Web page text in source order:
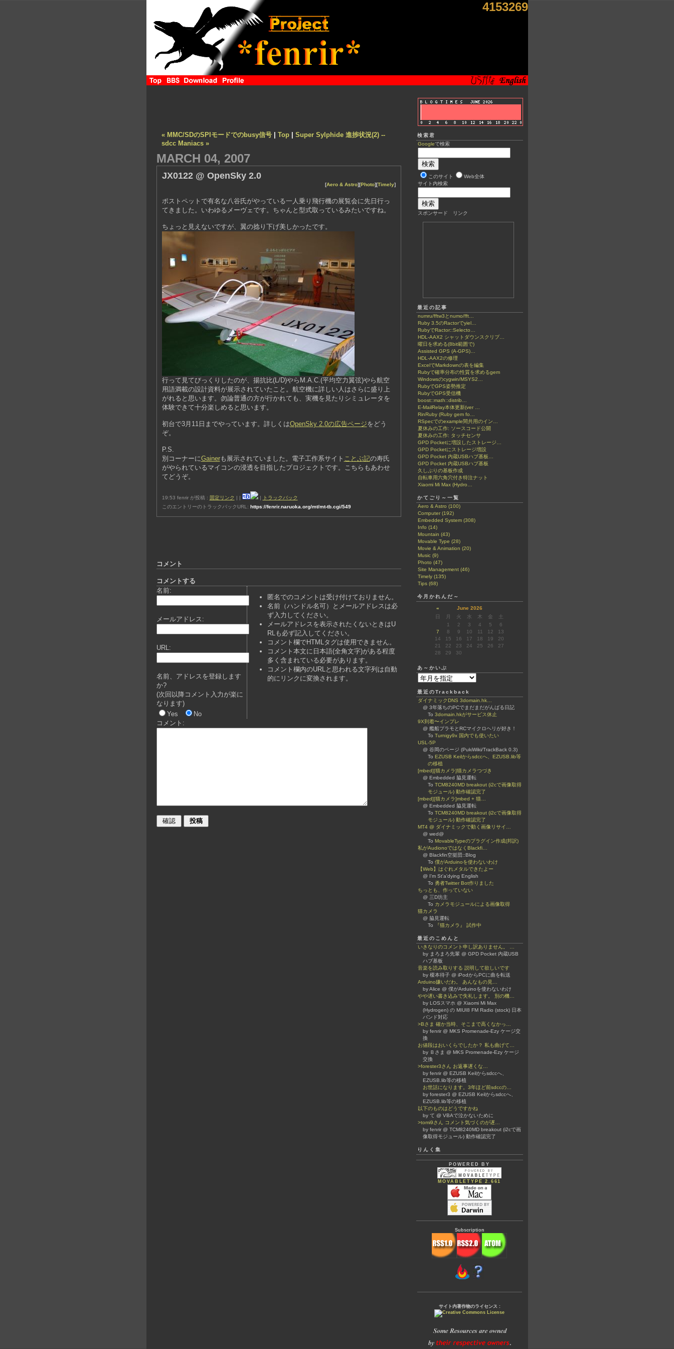
4153269
« MMC/SDのSPIモードでのbusy信号| Top| Super Sylphide 進捗状況(2) --
sdcc Maniacs »
MARCH 04, 2007
JX0122 @ OpenSky 2.0
[Aero & Astro][Photo][Timely]
ポストペットで有名な八谷氏がやっている一人乗り飛行機の展覧会に先日行っ
てきました。いわゆるメーヴェです。ちゃんと型式取っているみたいですね。
ちょっと見えないですが、翼の捻り下げ美しかったです。
行って見てびっくりしたのが、揚抗比(L/D)やらM.A.C.(平均空力翼弦)やら航空
用語満載の設計資料が展示されていたこと。航空機に詳しい人はさらに盛り上
がれると思います。勿論普通の方が行かれても、実機を見たりシミュレータを
体験できて十分楽しめると思います。
初台で3月11日までやっています。詳しくはOpenSky 2.0の広告ページをどう
ぞ。
P.S.
別コーナーにGainerも展示されていました。電子工作系サイト ことぶ記の寿氏
がやられているマイコンの浸透を目指したプロジェクトです。こちらもあわせ
てどうぞ。
19:53 fenrir が投稿 : 固定リンク | | |
トラックバック
このエントリーのトラックバックURL: https://fenrir.naruoka.org/mt/mt-tb.cgi/549
コメント
コメントする
名前:
メールアドレス:
URL:
名前、アドレスを登録します
か?
(次回以降コメント入力が楽に
なります)
Yes
No
匿名でのコメントは受け付けておりません。
名前（ハンドル名可）とメールアドレスは必
ず入力してください。
メールアドレスを表示されたくないときはU
RLも必ず記入してください。
コメント欄でHTMLタグは使用できません。
コメント本文に日本語(全角文字)がある程度
多く含まれている必要があります。
コメント欄内のURLと思われる文字列は自動
的にリンクに変換されます。
コメント:
検索君
Googleで検索
このサイト
Web全体
サイト内検索
スポンサード リンク
最近の記事
numru/fftw3とnumo/fft…
Ruby 3.5のRactorでyiel…
RubyでRactor::Selecto…
HDL-AAX2 シャットダウンスクリプ…
曜日を求める(8bit範囲で)
Assisted GPS (A-GPS)…
HDL-AAX2の修理
ExcelでMarkdownの表を編集
Rubyで確率分布の性質を求めるgem
Windowsのcygwin/MSYS2…
RubyでGPS姿勢推定
RubyでGPS受信機
boost::math::distrib…
E-MailRelay本体更新(ver …
RinRuby (Ruby gem fo…
RSpecでのexample間共用のイン…
夏休みの工作: ソースコード公開
夏休みの工作: タッチセンサ
GPD Pocketに増設したストレージ…
GPD Pocketにストレージ増設
GPD Pocket 内蔵USBハブ基板…
GPD Pocket 内蔵USBハブ基板
久しぶりの基板作成
自転車用六角穴付き特注ナット
Xiaomi Mi Max (Hydro…
かてごり～一覧
Aero & Astro (100)
Computer (192)
Embedded System (308)
Info (14)
Mountain (43)
Movable Type (28)
Movie & Animation (20)
Music (9)
Photo (47)
Site Management (46)
Timely (135)
Tips (68)
今月かれんだ～
«
June 2026
日
月 火 水 木 金
土
1
2 3 4 5
6
7
8 9 10 11 12
13
14
15 16 17 18 19
20
21
22 23 24 25 26
27
28
29 30
あ～かいぶ
最近のTrackback
ダイナミックDNS 3domain.hk…
@ 3年落ちのPCでまだまだがんばる日記
To 3domain.hkがサービス休止
9X到着〜インプレ
@ 艦船プラモとRCマイクロヘリが好き！
To Turnigy9x 国内でも使いたい
USL-5P
@ 谷岡のページ (PukiWiki/TrackBack 0.3)
To EZUSB Keilからsdccへ、EZUSB.lib等
の移植
[mbed][猫カメラ]猫カメラつづき
@ Embedded 脇見運転
To TCM8240MD breakout (i2cで画像取得
モジュール) 動作確認完了
[mbed][猫カメラ]mbed + 猫…
@ Embedded 脇見運転
To TCM8240MD breakout (i2cで画像取得
モジュール) 動作確認完了
MT4 @ ダイナミックで動く画像リサイ…
@ wed@
To MovableTypeのプラグイン作成(邦訳)
私がAudionoではなくBlackfi…
@ Blackfin空挺団::Blog
To 僕がArduinoを使わないわけ
【Web】はぐれメタルできたよー
@ I'm St'a'dying English
To 勇者Twitter Bot作りました
ちっとも、作っていない
@ 三D坊主
To カメラモジュールによる画像取得
猫カメラ
@ 脇見運転
To
『猫カメラ』 試作中
最近のこめんと
いきなりのコメント申し訳ありません。 …
by まろまろ先輩 @ GPD Pocket 内蔵USB
ハブ基板
音楽を読み取りする 説明して欲しいです
by 榎本待子 @ iPodからPCに曲を転送
Arduino嫌いだわ。 あんなもの見…
by Alice @ 僕がArduinoを使わないわけ
やや遅い書き込みで失礼します。 別の機…
by LOSスマホ @ Xiaomi Mi Max
(Hydrogen) の MIUI8 FM Radio (stock) 日本
バンド対応
>Bさま 確か当時、そこまで高くなかっ…
by fenrir @ MKS Promenade-Ezy ケージ交
換
お値段はおいくらでしたか？ 私も曲げて…
by Ｂさま @ MKS Promenade-Ezy ケージ
交換
>forester3さん お返事遅くな…
by fenrir @ EZUSB Keilからsdccへ、
EZUSB.lib等の移植
お世話になります。3年ほど前sdccの…
by forester3 @ EZUSB Keilからsdccへ、
EZUSB.lib等の移植
以下のものはどうですかね
by て @ VBAで泣かないために
>tomi9さん コメント気づくのが遅…
by fenrir @ TCM8240MD breakout (i2cで画
像取得モジュール) 動作確認完了
りんく集
POWERED BY
MOVABLETYPE 2.661
Subscription
サイト内著作物のライセンス :